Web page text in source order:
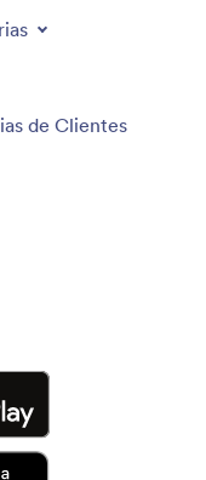
de Clientes